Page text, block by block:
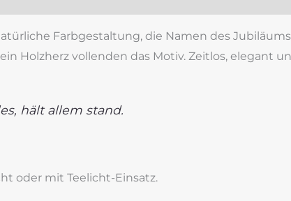
Farbgestaltung, die Namen des
Holzherz vollenden das Motiv. Zeitlos, elegant
hält allem stand.
oder mit Teelicht-Einsatz.